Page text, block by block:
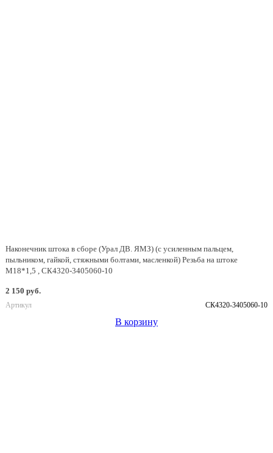
Наконечник штока в сборе (Урал ДВ. ЯМЗ) (с усиленным пальцем,
пыльником, гайкой, стяжными болтами, масленкой) Резьба на штоке
М18*1,5 , СК4320-3405060-10
2 150 руб.
Артикул СК4320-3405060-10
В корзину